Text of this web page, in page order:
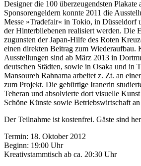
Designer die 100 überzeugendsten Plakate
Sponsorengeldern konnte 2011 die
Messe »Tradefair« in Tokio, in Düsseldorf
der Hinterbliebenen realisiert werden. Die
zugunsten der Japan-Hilfe des Roten
einen direkten Beitrag zum Wiederaufbau.
Ausstellungen sind ab März 2013 in
deutschen Städten, sowie in Osaka und in
Mansoureh Rahnama arbeitet z. Zt. an
zum Projekt. Die gebürtige Iranerin
Teheran und absolvierte dort visuelle
Schöne Künste sowie Betriebswirtschaft
Der Teilnahme ist kostenfrei. Gäste sind
Termin: 18. Oktober 2012
Beginn: 19:00 Uhr
Kreativstammtisch ab ca. 20:30 Uhr